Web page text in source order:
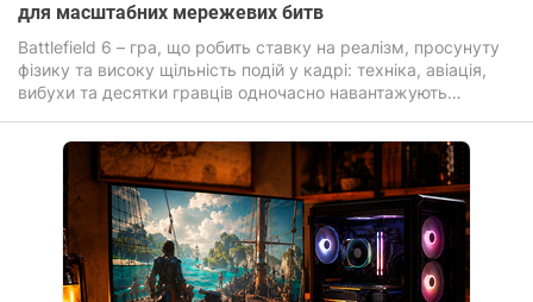
для масштабних мережевих битв
Battlefield 6 – гра, що робить ставку на реалізм, просунуту
фізику та високу щільність подій у кадрі: техніка, авіація,
вибухи та десятки гравців одночасно навантажують
новинок.